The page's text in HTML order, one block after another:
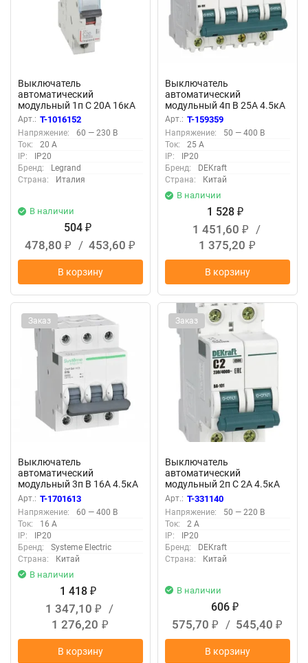
Выключатель
автоматический
модульный 1п C 20А 16кА
DX3 10000 1мод. 230/400В
Leg 409115
Арт.: T-1016152
Напряжение:
60 — 230 В
Ток:
20 А
IP:
IP20
Бренд:
Legrand
Страна:
Италия
В наличии
504 ₽
478,80 ₽ / 453,60 ₽
В корзину
Выключатель
автоматический
модульный 4п B 25А 4.5кА
ВА-101 DEKraft 11044DEK
Арт.: T-159359
Напряжение:
50 — 400 В
Ток:
25 А
IP:
IP20
Бренд:
DEKraft
Страна:
Китай
В наличии
1 528 ₽
1 451,60 ₽
/
1 375,20 ₽
В корзину
Заказ
Выключатель
автоматический
модульный 3п B 16А 4.5кА
City9 Set 400В SE C9F14316
Арт.: T-1701613
Напряжение:
60 — 400 В
Ток:
16 А
IP:
IP20
Бренд:
Systeme Electric
Страна:
Китай
В наличии
1 418 ₽
1 347,10 ₽
/
1 276,20 ₽
В корзину
Заказ
Выключатель
автоматический
модульный 2п C 2А 4.5кА
ВА-101 DEKraft 11062DEK
Арт.: T-331140
Напряжение:
50 — 220 В
Ток:
2 А
IP:
IP20
Бренд:
DEKraft
Страна:
Китай
В наличии
606 ₽
575,70 ₽ / 545,40 ₽
В корзину